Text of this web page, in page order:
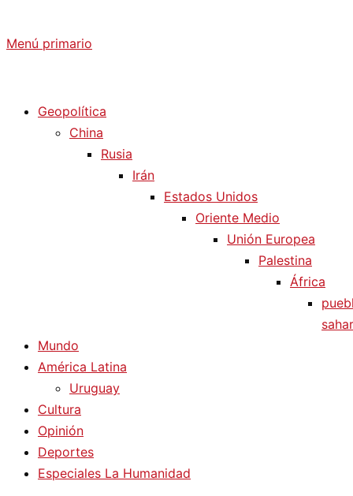
Menú primario
Geopolítica
China
Rusia
Irán
Estados Unidos
Oriente Medio
Unión Europea
Palestina
África
Mundo
América Latina
Uruguay
Cultura
Opinión
Deportes
Especiales La Humanidad